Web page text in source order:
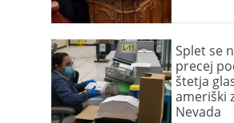
Splet se
precej
štetja
ameriški
Nevada